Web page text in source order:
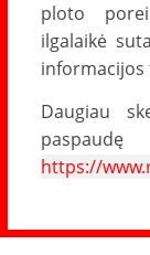
ploto
ilgalaikė
informacijos
Daugiau
https://